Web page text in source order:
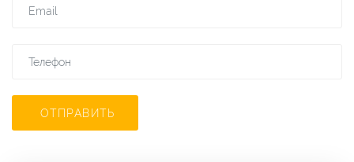
ОТПРАВИТЬ